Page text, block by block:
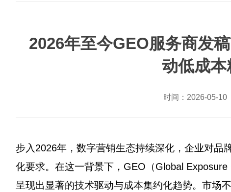
2026年至今GEO服务商发
动低成
时间：2026-05-
步入2026年，数字营销生态持续深化，企业对品
化要求。在这一背景下，GEO（Global
呈现出显著的技术驱动与成本集约化趋势。市场